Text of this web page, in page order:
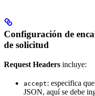
Configuración de
de solicitud
Request Headers incluye:
accept: especifica
JSON, aquí se debe